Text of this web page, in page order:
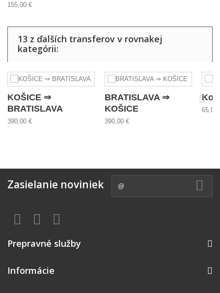
155,00 €
13 z ďalších transferov v rovnakej
kategórii:
KOŠICE ⇒
BRATISLAVA
390,00 €
BRATISLAVA ⇒
KOŠICE
390,00 €
65,00
Zasielanie noviniek
Prepravné služby
Informácie